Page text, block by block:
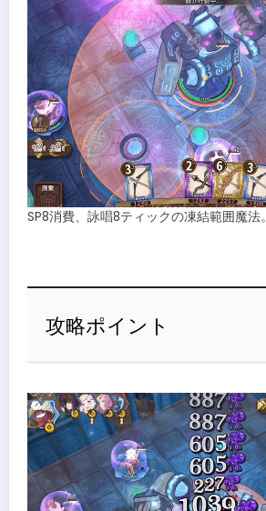
SP8消費、詠唱8ティックの凍結範囲魔法。
攻略ポイント